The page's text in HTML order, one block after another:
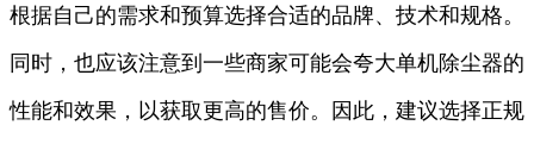
根据自己的需求和预算选择合适的品牌、技术和规格。
同时，也应该注意到一些商家可能会夸大单机除尘器的
性能和效果，以获取更高的售价。因此，建议选择正规